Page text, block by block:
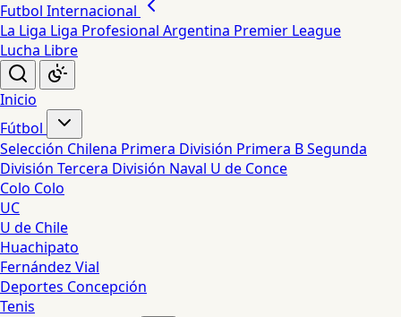
Futbol Internacional
La Liga Liga Profesional Argentina Premier League
Lucha Libre
Inicio
Fútbol
Selección Chilena Primera División Primera BSegunda
División Tercera División Naval U de Conce
Colo Colo
UC
U de Chile
Huachipato
Fernández Vial
Deportes Concepción
Tenis